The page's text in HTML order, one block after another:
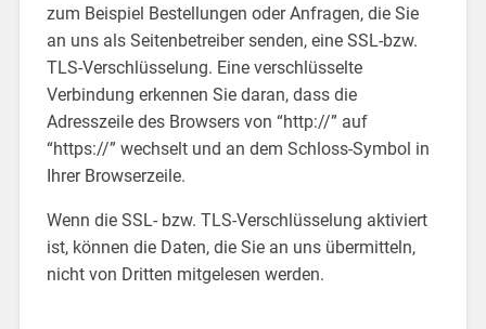
zum Beispiel Bestellungen oder Anfragen, die Sie
an uns als Seitenbetreiber senden, eine SSL-bzw.
TLS-Verschlüsselung. Eine verschlüsselte
Verbindung erkennen Sie daran, dass die
Adresszeile des Browsers von “http://” auf
“https://” wechselt und an dem Schloss-Symbol in
Ihrer Browserzeile.
Wenn die SSL- bzw. TLS-Verschlüsselung aktiviert
ist, können die Daten, die Sie an uns übermitteln,
nicht von Dritten mitgelesen werden.